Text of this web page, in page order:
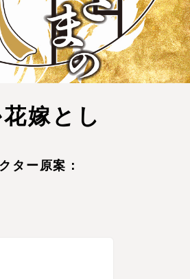
嫁とし
ー原案：